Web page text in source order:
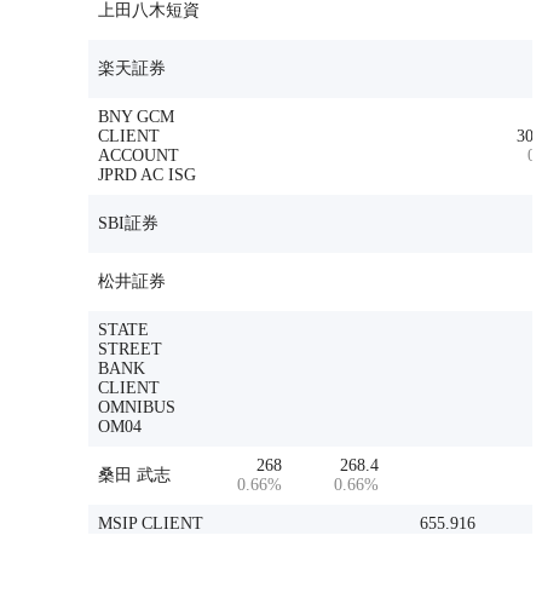
上田八木短資
楽天証券
BNY GCM
CLIENT
ACCOUNT
JPRD AC ISG
SBI証券
松井証券
STATE
STREET
BANK
CLIENT
OMNIBUS
OM04
桑田 武志
268
0.66%
268.4
0.66%
MSIP CLIENT
655.916